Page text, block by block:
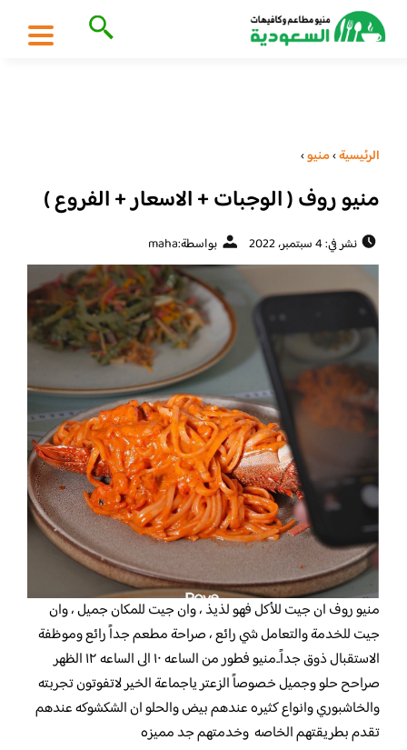
الرئيسية›منيو›
منيو روف ( الوجبات + الاسعار + الفروع )
نشر في: 4 سبتمبر، 2022 بواسطة:maha
منيو روف ان جيت للأكل فهو لذيذ ، وان جيت للمكان جميل ، وان
جيت للخدمة والتعامل شي رائع ، صراحة مطعم جداً رائع وموظفة
الاستقبال ذوق جداً..
منيو فطور من الساعه ١٠ الى الساعه ١٢ الظهر
صراحح حلو وجميل خصوصاً الزعتر ياجماعة الخير لاتفوتون تجربته
والخاشبوري وانواع كثيره عندهم بيض والحلو ان الشكشوكه عندهم
تقدم بطريقتهم الخاصه وخدمتهم جد مميزه